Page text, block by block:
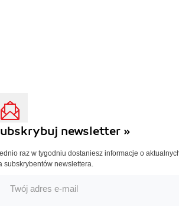
newsletter »
raz w tygodniu dostaniesz informacje o
subskrybentów newslettera.